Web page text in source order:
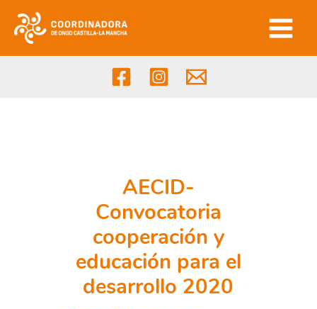
contenido
AECID-
Convocatoria
cooperación y
educación para el
desarrollo 2020